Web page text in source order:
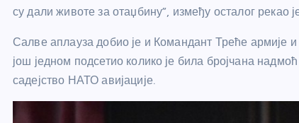
су дали животе за отаџбину”, између осталог рекао
Салве аплауза добио је и Командант Треће армије
још једном подсетио колико је била бројчана
садејство НАТО авијације.